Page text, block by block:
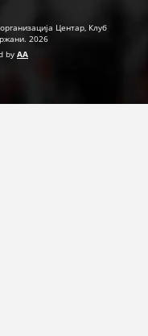
Центар, Клуб
2026
by AA